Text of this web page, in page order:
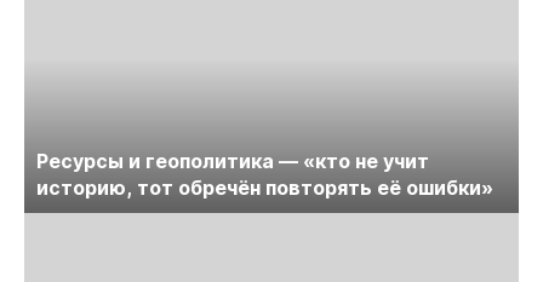
Ресурсы и геополитика — «кто не учит
историю, тот обречён повторять её ошибки»